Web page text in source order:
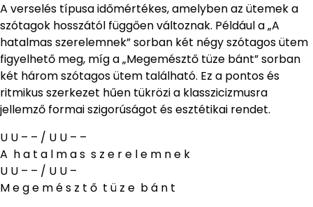
A verselés típusa időmértékes, amelyben az ütemek a
szótagok hosszától függően változnak. Például a „A
hatalmas szerelemnek” sorban két négy szótagos ütem
figyelhető meg, míg a „Megemésztő tüze bánt” sorban
két három szótagos ütem található. Ez a pontos és
ritmikus szerkezet hűen tükrözi a klasszicizmusra
jellemző formai szigorúságot és esztétikai rendet.
U U – – / U U – –
A h a t a l m a s s z e r e l e m n e k
U U – – / U U –
M e g e m é s z t ő t ü z e b á n t